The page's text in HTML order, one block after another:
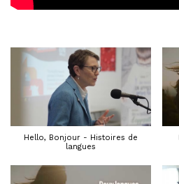
Hello, Bonjour - Histoires de
langues